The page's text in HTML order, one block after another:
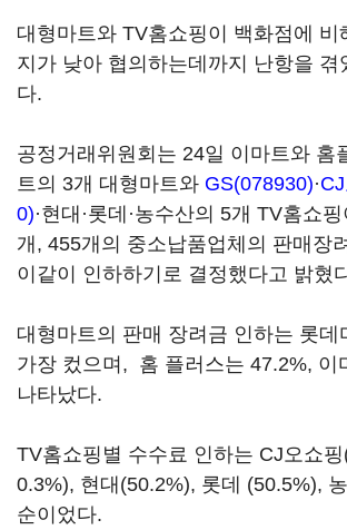
대형마트와 TV홈쇼핑이 백화점에 비
지가 낮아 협의하는데까지 난항을 겪
다.
공정거래위원회는 24일 이마트와 홈
트의 3개 대형마트와 GS(078930)·
0)·현대·롯데·농수산의 5개 TV홈쇼
개, 455개의 중소납품업체의 판매장
이같이 인하하기로 결정했다고 밝혔
대형마트의 판매 장려금 인하는 롯데
가장 컸으며, 홈 플러스는 47.2%, 이
나타났다.
TV홈쇼핑별 수수료 인하는 CJ오쇼
0.3%), 현대(50.2%), 롯데 (50.5%),
순이었다.